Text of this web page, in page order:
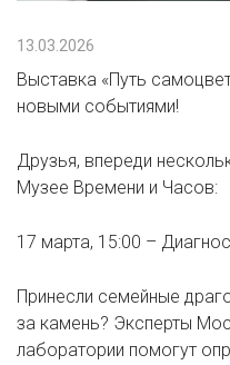
13.03.2026
Выставка «Путь
новыми событиями!
Друзья, впереди
Музее Времени и Часов:
17 марта, 15:00 –
Принесли семейные
за камень? Эксперты
лаборатории помогут